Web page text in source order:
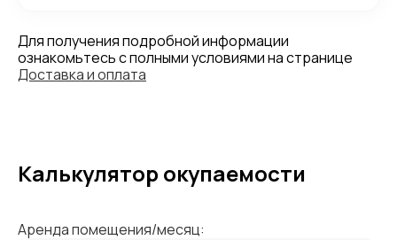
Для получения подробной информации
ознакомьтесь с полными условиями на странице
Доставка и оплата
Калькулятор окупаемости
Аренда помещения/месяц: